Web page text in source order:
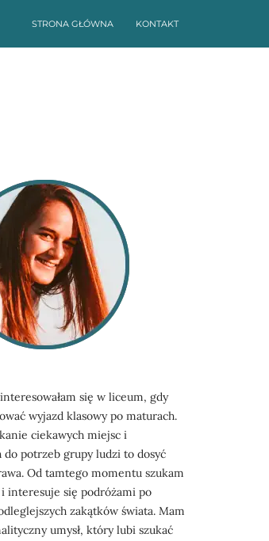
STRONA GŁÓWNA KONTAKT
się w liceum, gdy
wyjazd klasowy po maturach.
ciekawych miejsc i
do potrzeb grupy ludzi to dosyć
Od tamtego momentu szukam
interesuje się podróżami po
zakątków świata. Mam
umysł, który lubi szukać